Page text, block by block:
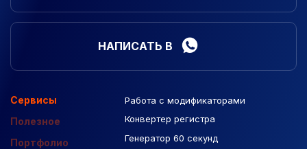
НАПИСАТЬ В
Сервисы
Полезное
Портфолио
Работа с модификаторами
Конвертер регистра
Генератор 60 секунд
Подборка сайтов
Макеты Figma
База Яндекс Карты
Созданные сайты
Контекстная реклама